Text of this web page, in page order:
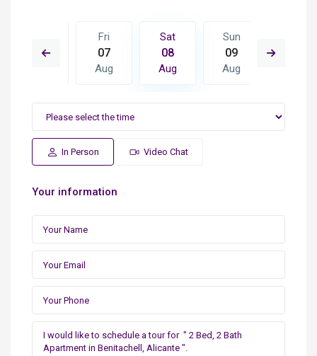
16
Fri
07
Aug
Sat
08
Aug
Sun
09
Aug
In Person Video Chat
Your information